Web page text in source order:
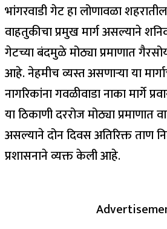
भांगरवाडी गेट हा लोणावळा
वाहतुकीचा प्रमुख मार्ग असल्याने
गेटच्या बंदमुळे मोठ्या प्रमाणात
आहे. नेहमीच व्यस्त असणाऱ्या या
नागरिकांना गवळीवाडा नाका मार्गे
या ठिकाणी दररोज मोठ्या प्रमाणात
असल्याने दोन दिवस अतिरिक्त ताण
प्रशासनाने व्यक्त केली आहे.